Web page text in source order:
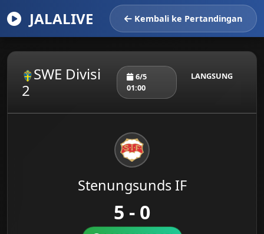
JALALIVE Kembali ke Pertandingan
SWE Divisi
2
6/5
01:00
LANGSUNG
Stenungsunds IF
5 - 0